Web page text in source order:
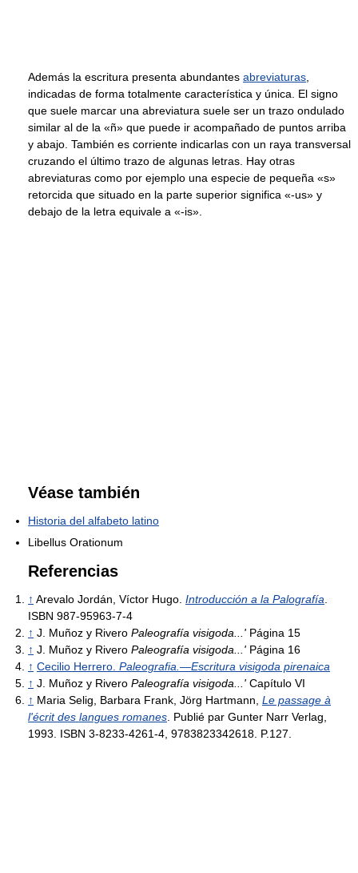
Además la escritura presenta abundantes abreviaturas
indicadas de forma totalmente característica y única. El signo
que suele marcar una abreviatura suele ser un trazo ondulado
similar al de la «ñ» que puede ir acompañado de puntos arriba
y abajo. También es corriente indicarlas con un raya transversal
cruzando el último trazo de algunas letras. Hay otras
abreviaturas como por ejemplo una especie de pequeña «s»
retorcida que situado en la parte superior significa «-us» y
debajo de la letra equivale a «-is».
Véase también
Historia del alfabeto latino
Libellus Orationum
Referencias
↑ Arevalo Jordán, Víctor Hugo. Introducción a la Palografía
ISBN 987-95963-7-4
↑ J. Muñoz y Rivero Paleografía visigoda...' Página 15
↑ J. Muñoz y Rivero Paleografía visigoda...' Página 16
↑ Cecilio Herrero. Paleografia.—Escritura visigoda pirenaica
↑ J. Muñoz y Rivero Paleografía visigoda...' Capítulo VI
↑ Maria Selig, Barbara Frank, Jörg Hartmann, Le passage à
l'écrit des langues romanes . Publié par Gunter Narr Verlag,
1993. ISBN 3-8233-4261-4, 9783823342618. P.127.